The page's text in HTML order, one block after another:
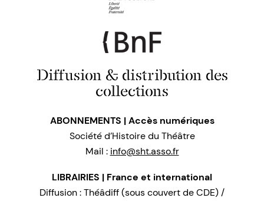
Diffusion & distribution des
collections
ABONNEMENTS | Accès numériques
Société d’Histoire du Théâtre
Mail : info@sht.asso.fr
LIBRAIRIES | France et international
Diffusion : Théâdiff (sous couvert de CDE) /